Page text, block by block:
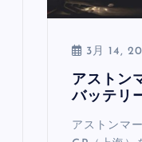
3月 14,
アストン
バッテリ
アストンマ